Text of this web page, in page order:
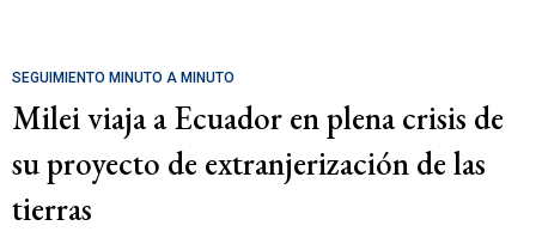
SEGUIMIENTO MINUTO A MINUTO
Milei viaja a Ecuador en plena crisis de
su proyecto de extranjerización de las
tierras